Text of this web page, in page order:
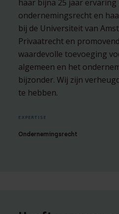
haar bijna 25 jaar
ondernemingsrecht en
bij de Universiteit van
Privaatrecht en
waardevolle toevoeging
algemeen en het
bijzonder. Wij zijn
te hebben.
EXPERTISE
Ondernemingsrecht